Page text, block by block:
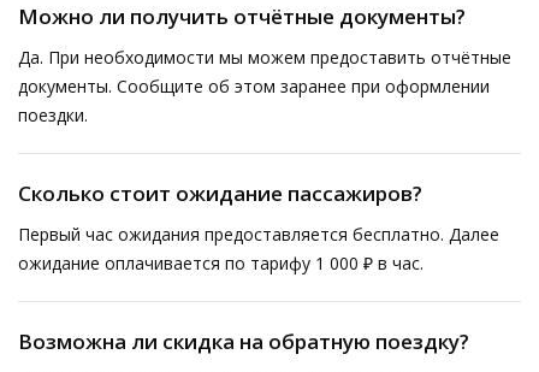
Можно ли получить отчётные документы?
Да. При необходимости мы можем предоставить отчётные
документы. Сообщите об этом заранее при оформлении
поездки.
Сколько стоит ожидание пассажиров?
Первый час ожидания предоставляется бесплатно. Далее
ожидание оплачивается по тарифу 1 000 ₽ в час.
Возможна ли скидка на обратную поездку?